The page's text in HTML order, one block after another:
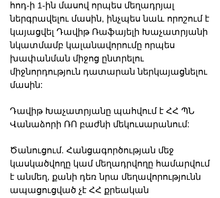
հոդ-ի 1-ին մասով որպես մեղադրյալ
ներգրավելու մասին, ինչպես նաև որոշում է
կայացվել Դավիթ Ռաֆայելի Խաչատրյանի
նկատմամբ կալանավորումը որպես
խափանման միջոց ընտրելու
միջնորդություն դատարան ներկայացնելու
մասին:
Դավիթ Խաչատրյանը պահվում է ՀՀ ՊՆ
Վանաձորի ՌՈ բաժնի մեկուսարանում:
Ծանուցում. Հանցագործության մեջ
կասկածվողը կամ մեղադրվողը համարվում
է անմեղ, քանի դեռ նրա մեղավորությունն
ապացուցված չէ ՀՀ քրեական